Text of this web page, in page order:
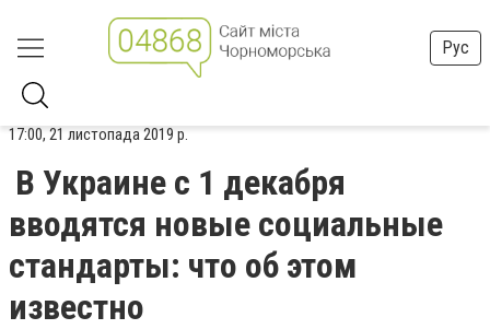
Рус
17:00, 21 листопада 2019 р.
В Украине с 1 декабря
вводятся новые социальные
стандарты: что об этом
известно